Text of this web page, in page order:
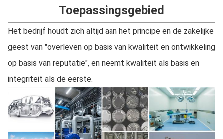
Toepassingsgebied
Het bedrijf houdt zich altijd aan het principe en de zakelijke
geest van "overleven op basis van kwaliteit en ontwikkeling
op basis van reputatie", en neemt kwaliteit als basis en
integriteit als de eerste.